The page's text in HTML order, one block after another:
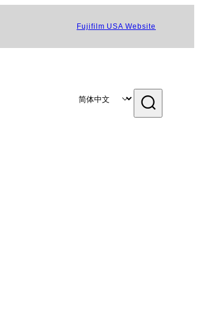
Fujifilm USA Website